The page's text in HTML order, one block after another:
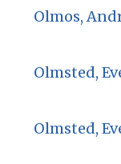
Olmos,
Olmsted,
Olmsted,